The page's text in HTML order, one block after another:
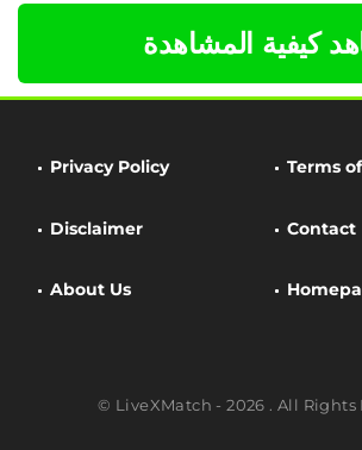
كيفية المشاهدة
Privacy Policy Terms
Disclaimer Contact
About Us
© LiveXMatch - 2026 . All Rights